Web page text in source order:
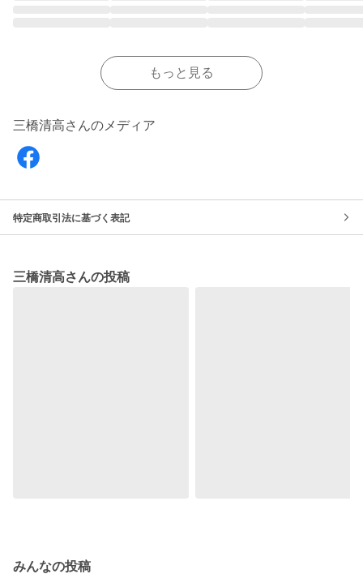
もっと見る
三橋清高さんのメディア
特定商取引法に基づく表記
三橋清高さんの投稿
みんなの投稿